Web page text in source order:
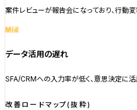
案件レビューが報告会になっており、行動
Mid
データ活用の遅れ
SFA/CRMへの入力率が低く、意思決定に
改善ロードマップ(抜粋)